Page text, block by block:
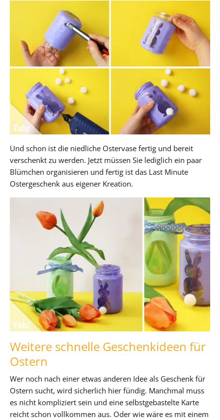
Und schon ist die niedliche Ostervase fertig und bereit
verschenkt zu werden. Jetzt müssen Sie lediglich ein paar
Blümchen organisieren und fertig ist das Last Minute
Ostergeschenk aus eigener Kreation.
Weitere schnelle Geschenkideen für
Ostern
Wer noch nach einer etwas anderen Idee als Geschenk für
Ostern sucht, wird sicherlich hier fündig. Manchmal muss
es nicht kompliziert sein und eine selbstgebastelte Karte
reicht schon vollkommen aus. Oder wie wäre es mit einem